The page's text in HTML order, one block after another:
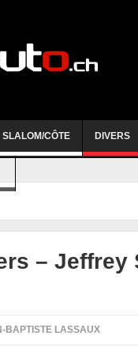
SLALOM/CÔTE DIVERS
–
BAPTISTE LASSAUX